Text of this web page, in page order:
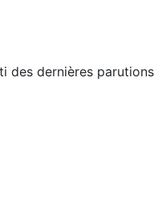
des dernières